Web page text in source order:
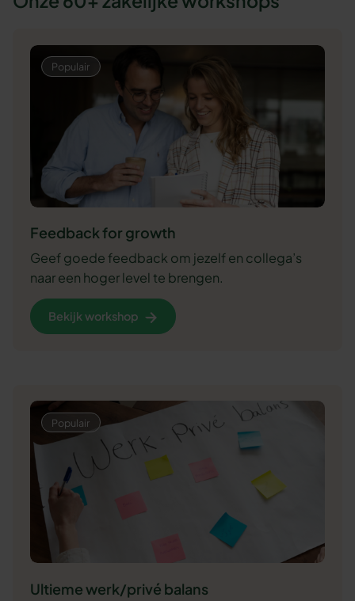
Feedback for growth
Geef goede feedback om jezelf en collega’s
naar een hoger level te brengen.
Bekijk workshop
Ultieme werk/privé balans